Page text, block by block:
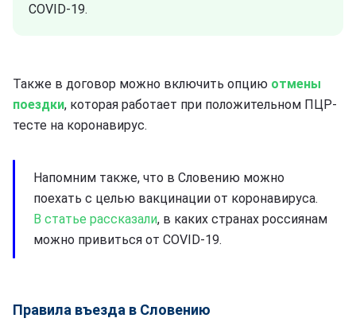
COVID-19.
Также в договор можно включить опцию отмены
поездки, которая работает при положительном ПЦР-
тесте на коронавирус.
Напомним также, что в Словению можно
поехать с целью вакцинации от коронавируса.
В статье рассказали, в каких странах россиянам
можно привиться от COVID-19.
Правила въезда в Словению